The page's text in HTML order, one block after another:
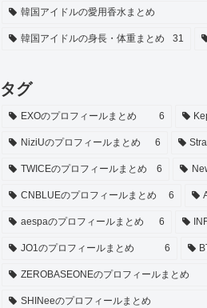
韓国アイドルの愛用香水まとめ
韓国アイドルの身長・体重まとめ 31
タグ
EXOのプロフィールまとめ 6
NiziUのプロフィールまとめ 6
TWICEのプロフィールまとめ 6
CNBLUEのプロフィールまとめ 6
aespaのプロフィールまとめ 6
JO1のプロフィールまとめ 6
ZEROBASEONEのプロフィールまとめ
SHINeeのプロフィールまとめ